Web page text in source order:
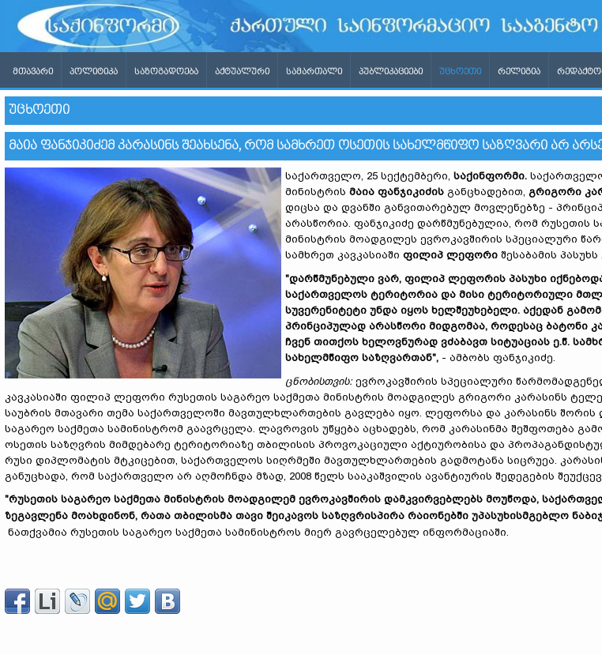
ᲛᲗᲐᲕᲐᲠᲘ ᲞᲝᲚᲘᲢᲘᲙᲐ ᲡᲐᲖᲝᲒᲐᲓᲝᲔᲑᲐ ᲐᲥᲢᲣᲐᲚᲣᲠᲘ ᲡᲐᲛᲐᲠᲗᲐᲚᲘ ᲞᲣᲑᲚᲘᲙᲐᲪᲘᲔᲑᲘ ᲣᲪᲮᲝᲔᲗᲘ ᲠᲔᲚᲘᲒᲘᲐ
ᲣᲪᲮᲝᲔᲗᲘ
ᲛᲐᲘᲐ ᲤᲐᲜᲯᲘᲙᲘᲫᲔᲛ ᲙᲐᲠᲐᲡᲘᲜᲡ ᲨᲔᲐᲮᲡᲔᲜᲐ, ᲠᲝᲛ ᲡᲐᲛᲮᲠᲔᲗ ᲝᲡᲔᲗᲘᲡ ᲡᲐᲮᲔᲚᲛᲬᲘᲤᲝ ᲡᲐᲖᲦᲕᲐᲠᲘ ᲐᲠ
საქართველო, 25 სექტემბერი, საქინფორმი.
მინისტრის მაია ფანჯიკიძის განცხადებით, გრიგორი
დიცსა და დვანში განვითარებულ მოვლენებზე -
არასწორია. ფანჯიკიძე დარწმუნებულია, რომ რუსეთის
მინისტრის მოადგილეს ევროკავშირის სპეციალური
სამხრეთ კავკასიაში ფილიპ ლეფორი შესაბამის
"დარწმუნებული ვარ, ფილიპ ლეფორის პასუხი
საქართველოს ტერიტორია და მისი ტერიტორიული
სუვერენიტეტი უნდა იყოს ხელშეუხებელი. აქედან
პრინციპულად არასწორი მიდგომაა, როდესაც ბატონი
ჩვენ თითქოს ხელოვნურად ვძაბავთ სიტუაციას ე.წ.
სახელმწიფო საზღვართან", - ამბობს ფანჯიკიძე.
ცნობისთვის:ევროკავშირის სპეციალური
კავკასიაში ფილიპ ლეფორი რუსეთის საგარეო საქმეთა მინისტრის მოადგილეს გრიგორი კარასინს
საუბრის მთავარი თემა საქართველოში მავთულხლართების გავლება იყო. ლეფორსა და კარასინს შორის
საგარეო საქმეთა სამინისტრომ გაავრცელა. ლავროვის უწყება აცხადებს, რომ კარასინმა შეშფოთება
ოსეთის საზღვრის მიმდებარე ტერიტორიაზე თბილისის პროვოკაციული აქტიურობისა და
რუსი დიპლომატის მტკიცებით, საქართველოს სიღრმეში მავთულხლართების გადმოტანა სიცრუეა.
განუცხადა, რომ საქართველო არ აღმოჩნდა მზად, 2008 წელს სააკაშვილის ავანტიურის შედეგების
"რუსეთის საგარეო საქმეთა მინისტრის მოადგილემ ევროკავშირის დამკვირვებლებს მოუწოდა,
ზეგავლენა მოახდინონ, რათა თბილისმა თავი შეიკავოს საზღვრისპირა რაიონებში უპასუხისმგებლო
ნათქვამია რუსეთის საგარეო საქმეთა სამინისტროს მიერ გავრცელებულ ინფორმაციაში.